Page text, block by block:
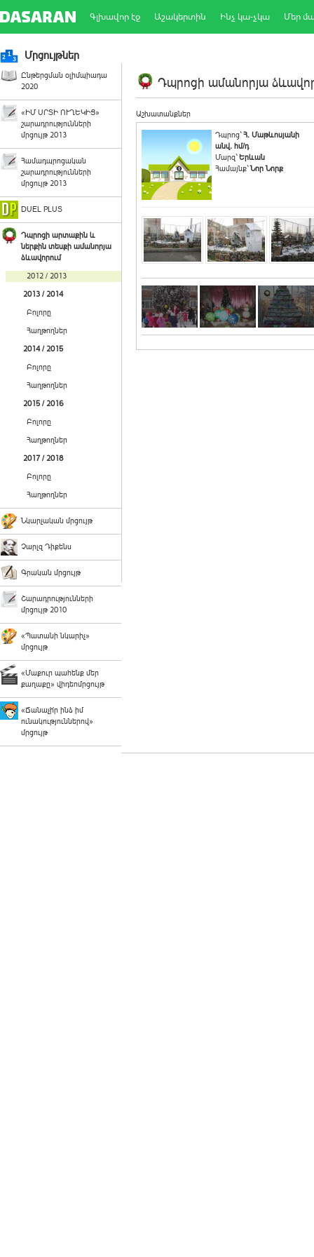
Գլխավոր էջ Աշակերտին Ինչ կա-չկա Մեր
Մրցույթներ
Ընթերցման օլիմպիադա
2020
«ԻՄ ՍՐՏԻ ՈՒՂԵԿԻՑ»
շարադրությունների
մրցույթ 2013
Համադպրոցական
շարադրությունների
մրցույթ 2013
DUEL PLUS
Դպրոցի արտաքին և
ներքին տեսքի ամանորյա
ձևավորում
2012 / 2013
2013 / 2014
Բոլորը
Հաղթողներ
2014 / 2015
Բոլորը
Հաղթողներ
2015 / 2016
Բոլորը
Հաղթողներ
2017 / 2018
Բոլորը
Հաղթողներ
Նկարչական մրցույթ
Չարլզ Դիքենս
Գրական մրցույթ
Շարադրությունների
մրցույթ 2010
«Պատանի նկարիչ»
մրցույթ
«Մաքուր պահենք մեր
քաղաքը» վիդեոմրցույթ
«Ճանաչի՛ր ինձ իմ
ունակություններով»
մրցույթ
Դպրոցի ամանորյա
Աշխատանքներ
Դպրոց`Հ. Մաթևոսյանի
անվ. հմ/դ
Մարզ`Երևան
Համայնք`Նոր Նորք